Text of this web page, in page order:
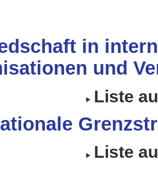
in
und
Liste
Liste